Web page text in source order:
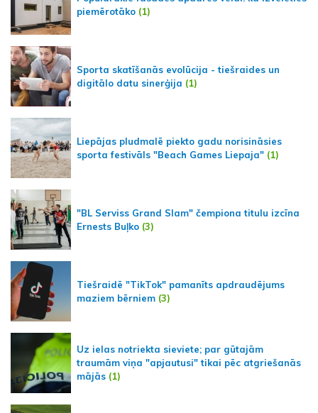
piemērotāko (1)
Sporta skatīšanās evolūcija - tiešraides un
digitālo datu sinerģija (1)
Liepājas pludmalē piekto gadu norisināsies
sporta festivāls "Beach Games Liepaja" (1)
"BL Serviss Grand Slam" čempiona titulu izcīna
Ernests Buļko (3)
Tiešraidē "TikTok" pamanīts apdraudējums
maziem bērniem (3)
Uz ielas notriekta sieviete; par gūtajām
traumām viņa "apjautusi" tikai pēc atgriešanās
mājās (1)